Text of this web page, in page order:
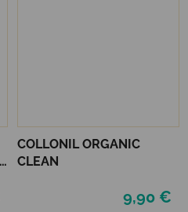
COLLONIL ORGANIC
CLEAN
9,90 €